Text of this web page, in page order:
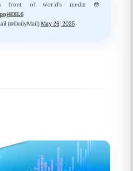
front of world’s media 😳
(@DailyMail) May 26, 2025